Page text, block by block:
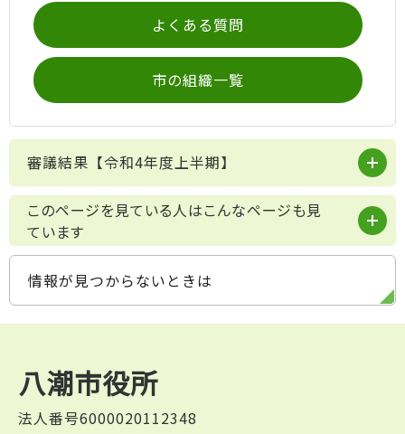
よくある質問
市の組織一覧
審議結果【令和4年度上半期】
このページを見ている人はこんなページも見
ています
情報が見つからないときは
八潮市役所
法人番号6000020112348